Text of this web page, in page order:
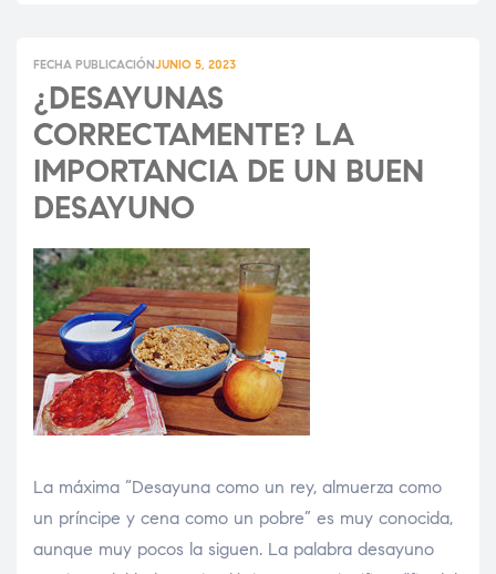
FECHA PUBLICACIÓNJUNIO 5, 2023
¿DESAYUNAS
CORRECTAMENTE? LA
IMPORTANCIA DE UN BUEN
DESAYUNO
La máxima “Desayuna como un rey, almuerza como
un príncipe y cena como un pobre” es muy conocida,
aunque muy pocos la siguen. La palabra desayuno